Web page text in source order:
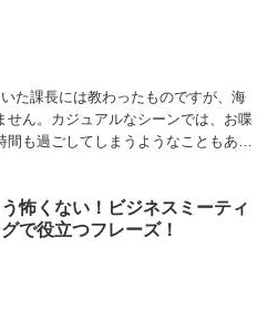
た課長には教わったものですが、海
せん。カジュアルなシーンでは、お喋
間も過ごしてしまうようなこともあり
う怖くない！ビジネスミーティ
で役立つフレーズ！